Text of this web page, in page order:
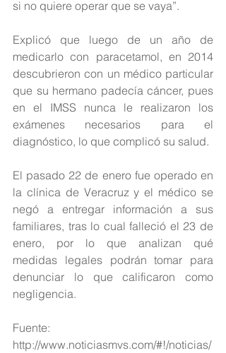
si no quiere operar que se vaya”.
Explicó que luego de un año de
medicarlo con paracetamol, en 2014
descubrieron con un médico particular
que su hermano padecía cáncer, pues
en el IMSS nunca le realizaron los
exámenes necesarios para el
diagnóstico, lo que complicó su salud.
El pasado 22 de enero fue operado en
la clínica de Veracruz y el médico se
negó a entregar información a sus
familiares, tras lo cual falleció el 23 de
enero, por lo que analizan qué
medidas legales podrán tomar para
denunciar lo que calificaron como
negligencia.
Fuente:
http://www.noticiasmvs.com/#!/noticias/